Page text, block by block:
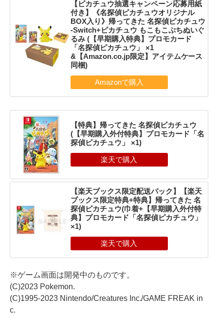
【ピカチュウ抽選キャンペーン応募用紙
付き】《名探偵ピカチュウオリジナル
BOX入り》帰ってきた 名探偵ピカチュウ
-Switch+ピカチュウ もこもこぷちぬいぐ
るみ (【早期購入特典】プロモカード
「名探偵ピカチュウ」 ×1
&【Amazon.co.jp限定】アイテムケース
同梱)
【特典】帰ってきた 名探偵ピカチュウ
(【早期購入外付特典】プロモカード「名
探偵ピカチュウ」 ×1)
【楽天ブックス限定配送パック】【楽天
ブックス限定特典+特典】帰ってきた 名
探偵ピカチュウ(巾着+【早期購入外付特
典】プロモカード「名探偵ピカチュウ」
×1)
※ゲーム画面は開発中のものです。
(C)2023 Pokemon.
(C)1995-2023 Nintendo/Creatures Inc./GAME FREAK in
c.